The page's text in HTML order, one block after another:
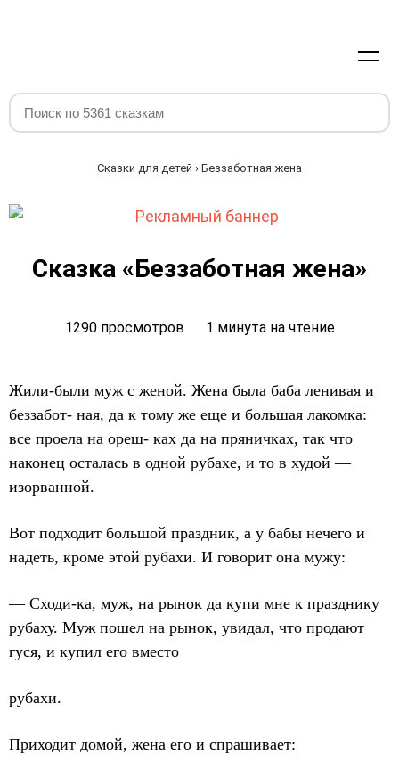
Сказки для детей › Беззаботная жена
Сказка «Беззаботная жена»
1290 просмотров 1 минута на чтение
Жили-были муж с женой. Жена была баба ленивая и
беззабот- ная, да к тому же еще и большая лакомка:
все проела на ореш- ках да на пряничках, так что
наконец осталась в одной рубахе, и то в худой —
изорванной.
Вот подходит большой праздник, а у бабы нечего и
надеть, кроме этой рубахи. И говорит она мужу:
— Сходи-ка, муж, на рынок да купи мне к празднику
рубаху. Муж пошел на рынок, увидал, что продают
гуся, и купил его вместо
рубахи.
Приходит домой, жена его и спрашивает: